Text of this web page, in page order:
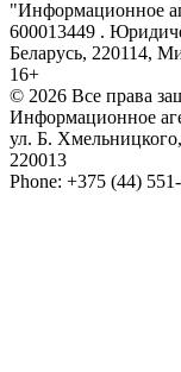
"Информационное
600013449 .
Беларусь, 220114,
16+
© 2026 Все права
Информационное
ул. Б.
220013
Phone: +375 (44)